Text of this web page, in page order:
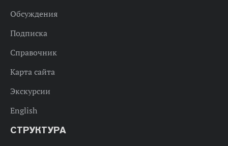
Обсуждения
Подписка
Справочник
Карта сайта
Экскурсии
English
СТРУКТУРА